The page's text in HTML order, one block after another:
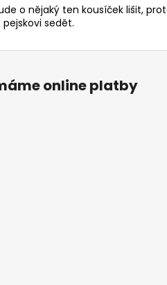
o nějaký ten kousíček lišit,
sedět.
online platby